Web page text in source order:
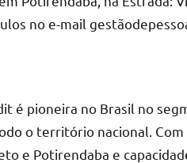
no e-mail
é pioneira no Brasil no
o território nacional.
e Potirendaba e